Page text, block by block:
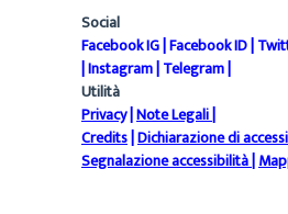
Social
Facebook IG|Facebook ID|
|Instagram|Telegram|
Utilità
Privacy|Note Legali|
Credits|Dichiarazione di
Segnalazione accessibilità|